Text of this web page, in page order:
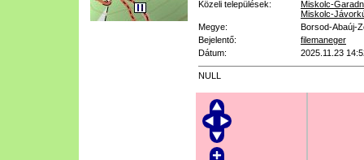
Közeli települések:
Miskolc-
Miskolc-
Megye:
Borsod-Abaúj-
Bejelentő:
filemaneger
Dátum:
2025.11.23
NULL